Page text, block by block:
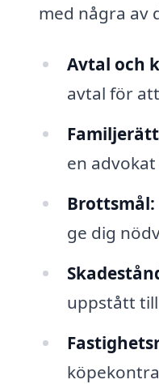
med några av
Avtal och
avtal för
en
Brottsmål:
ge dig
uppstått